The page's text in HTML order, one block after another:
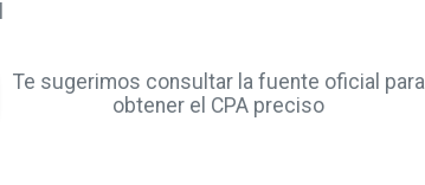
Te sugerimos consultar la fuente oficial para
obtener el CPA preciso